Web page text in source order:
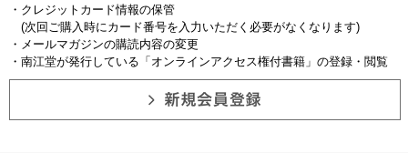
・クレジットカード情報の保管
(次回ご購入時にカード番号を入力いただく必要がなくなります)
・メールマガジンの購読内容の変更
・南江堂が発行している「オンラインアクセス権付書籍」の登録・閲覧